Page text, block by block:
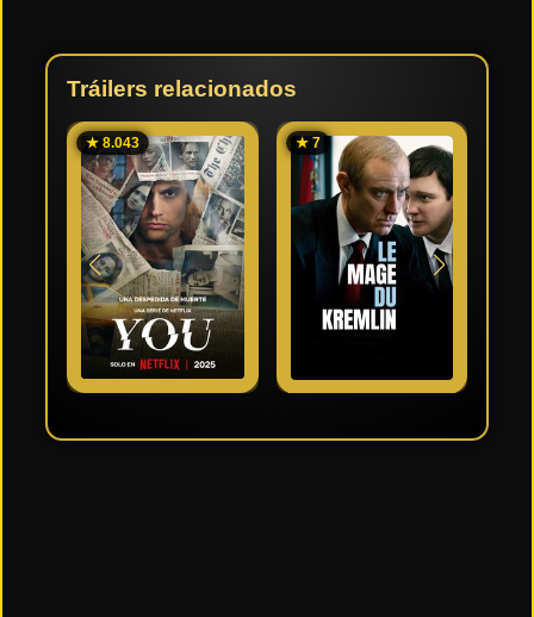
Tráilers relacionados
★ 8.043 ★ 7